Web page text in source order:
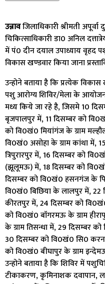
उन्नावजिलाधिकारी श्रीमती
चिकित्साधिकारी डा0 अनिल
में पं0 दीन दयाल उपाध्याय वृहद
विकास खण्डवार किया जाना
उन्होने बताया है कि प्रत्येक
पशु आरोग्य शिविर/मेला के
मध्य किये जा रहे है, जिसमे 10
बृजपालपुर में, 11 दिसम्बर को
को वि0खं0 मियांगंज के ग्राम
वि0खं0 असोहा के ग्राम कांथा में,
त्रिपुरारपुर में, 16 दिसम्बर को
(झूलूमऊ) में, 18 दिसम्बर को
दिसम्बर को वि0खं0 हसनगंज के
वि0खं0 बिछिया के लालपुर में,
कीरतपुर में, 24 दिसम्बर को
को वि0खं0 बाॅगरमऊ के ग्राम
के ग्राम तिसन्धा में, 29 दिसम्बर
30 दिसम्बर को वि0खं0 सि0 करन
को वि0खं0 बीघापुर के ग्राम
उन्होने बताया है कि शिविर में
टीकाकरण, कृमिनाशक दवापान,